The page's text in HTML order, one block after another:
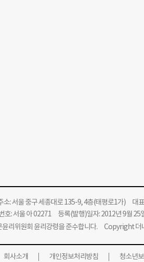
: 서울 중구 세종대로 135-9, 4층(태평로1가) 대
호: 서울 아 02271 등록(발행)일자: 2012년 9월
리위원회 윤리강령을 준수합니다. Copyright 더
회사소개 개인정보처리방침 청소년